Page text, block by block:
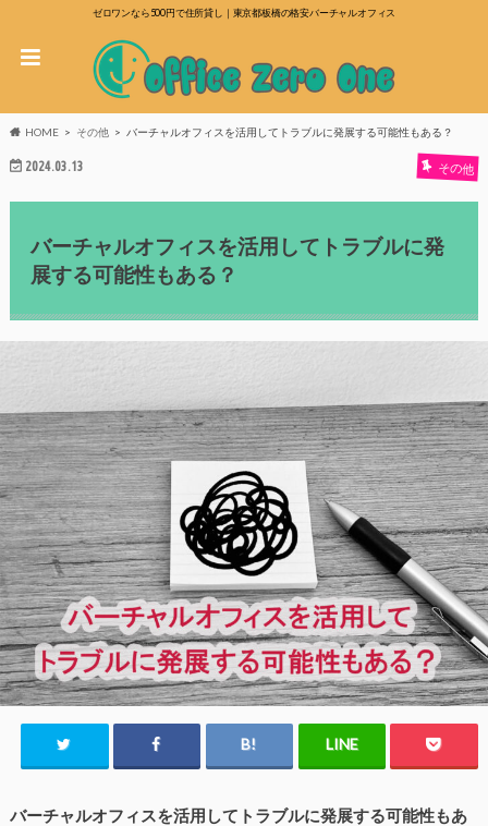
ゼロワンなら500円で住所貸し｜東京都板橋の格安バーチャルオフィス
HOME その他 バーチャルオフィスを活用してトラブルに発展する可能性もある？
2024.03.13 その他
バーチャルオフィスを活用してトラブルに発
展する可能性もある？
バーチャルオフィスを活用してトラブルに発展する可能性もあ